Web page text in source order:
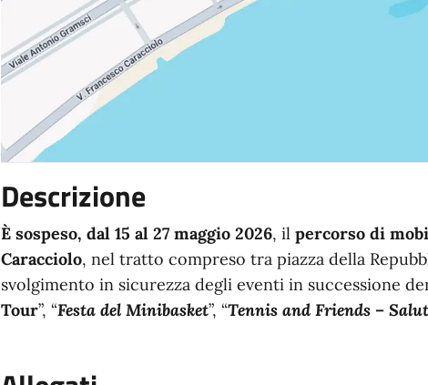
Descrizione
È sospeso, dal 15 al 27 maggio 2026, il percorso di
Caracciolo, nel tratto compreso tra piazza della
svolgimento in sicurezza degli eventi in successione
Tour”, “Festa del Minibasket”, “Tennis and Friends –